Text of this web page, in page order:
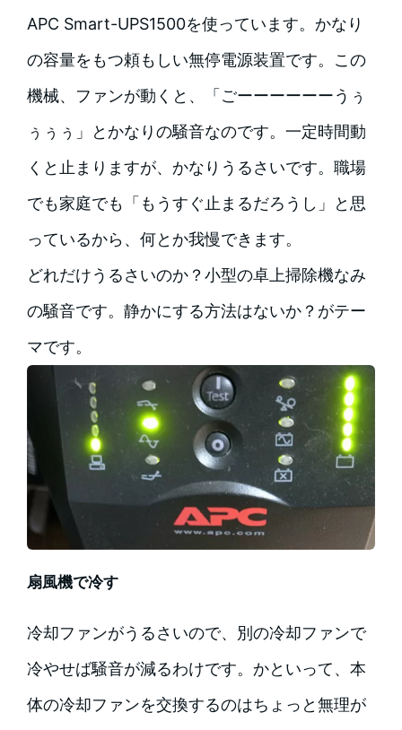
APC Smart-UPS1500を使っています。かなり
の容量をもつ頼もしい無停電源装置です。この
機械、ファンが動くと、「ごーーーーーーうぅ
ぅぅぅ」とかなりの騒音なのです。一定時間動
くと止まりますが、かなりうるさいです。職場
でも家庭でも「もうすぐ止まるだろうし」と思
っているから、何とか我慢できます。
どれだけうるさいのか？小型の卓上掃除機なみ
の騒音です。静かにする方法はないか？がテー
マです。
扇風機で冷す
冷却ファンがうるさいので、別の冷却ファンで
冷やせば騒音が減るわけです。かといって、本
体の冷却ファンを交換するのはちょっと無理が